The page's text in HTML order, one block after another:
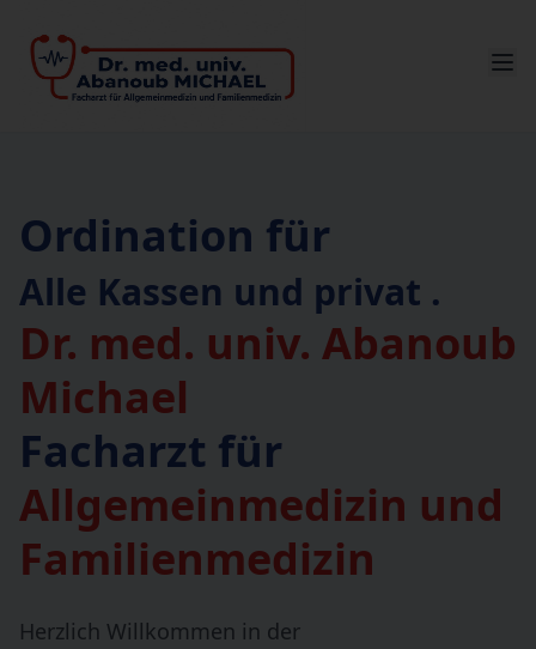
Ordination für
Alle Kassen und privat .
Dr. med. univ. Abanoub
Michael
Facharzt für
Allgemeinmedizin und
Familienmedizin
Herzlich Willkommen in der